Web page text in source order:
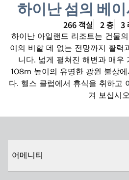
하이난 섬의 베
266 객실 2 층 3
하이난 아일랜드 리조트는 건물
이의 비할 데 없는 전망까지 활력
니다. 넓게 펼쳐진 해변과 매우
108m 높이의 유명한 광윈 불상
다. 헬스 클럽에서 휴식을 취하고
겨 보십시
어메니티